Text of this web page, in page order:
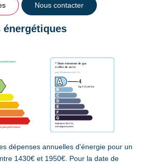
Nous contacter
énergétiques
dépenses annuelles d'énergie pour un
1430€ et 1950€. Pour la date de